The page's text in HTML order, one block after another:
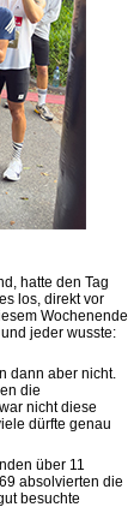
hatte den Tag
los, direkt vor
Wochenende
jeder wusste:
dann aber nicht.
die
nicht diese
dürfte genau
über 11
absolvierten die
besuchte